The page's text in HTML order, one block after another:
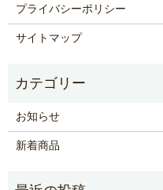
プライバシーポリシー
サイトマップ
お知らせ
新着商品